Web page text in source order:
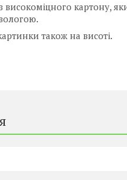
високоміцного картону,
також на висоті.